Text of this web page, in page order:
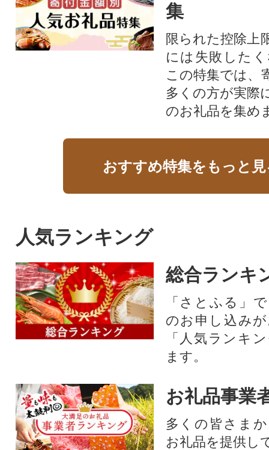
集
限られた控除上
には失敗した
この特集では、
多くの方が実際
のお礼品を集め
おすすめ特集をもっと
人気ランキング
総合ランキ
「さとふる」
のお申し込み
「人気ランキ
ます。
お礼品事業
多くの皆さま
お礼品を提供し